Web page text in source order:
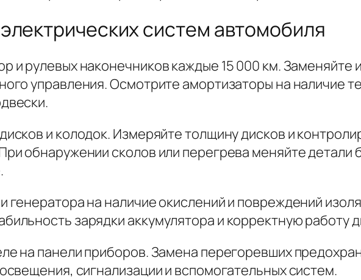
систем автомобиля
и рулевых наконечников каждые 15 000 км.
управления. Осмотрите амортизаторы на наличие
и колодок. Измеряйте толщину дисков и
обнаружении сколов или перегрева меняйте детали
генератора на наличие окислений и повреждений
зарядки аккумулятора и корректную работу
на панели приборов. Замена перегоревших
сигнализации и вспомогательных систем.